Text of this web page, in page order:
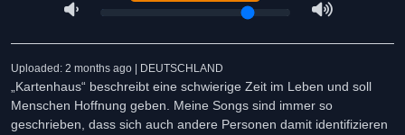
Uploaded: 2 months ago | DEUTSCHLAND
„Kartenhaus“ beschreibt eine schwierige Zeit im Leben und soll
Menschen Hoffnung geben. Meine Songs sind immer so
geschrieben, dass sich auch andere Personen damit identifizieren